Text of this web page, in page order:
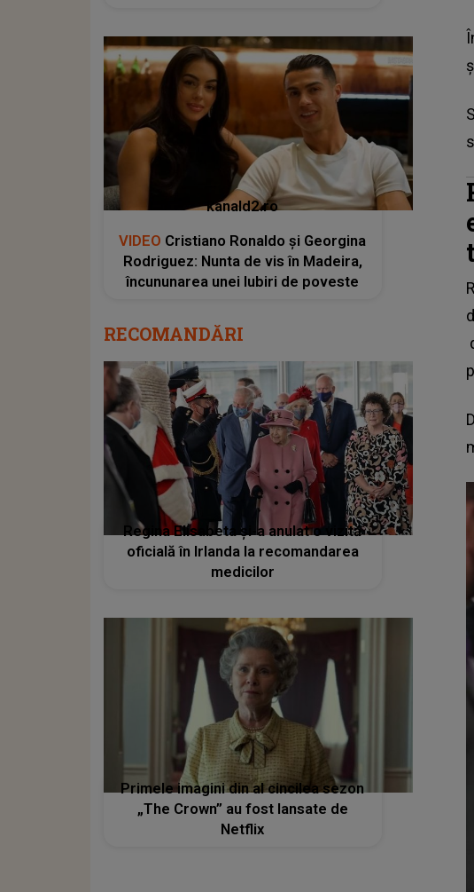
kanald2.ro
VIDEO Cristiano Ronaldo și Georgina
Rodriguez: Nunta de vis în Madeira,
încununarea unei Iubiri de poveste
RECOMANDĂRI
Regina Elisabeta și-a anulat o vizită
oficială în Irlanda la recomandarea
medicilor
Primele imagini din al cincilea sezon
„The Crown” au fost lansate de
Netflix